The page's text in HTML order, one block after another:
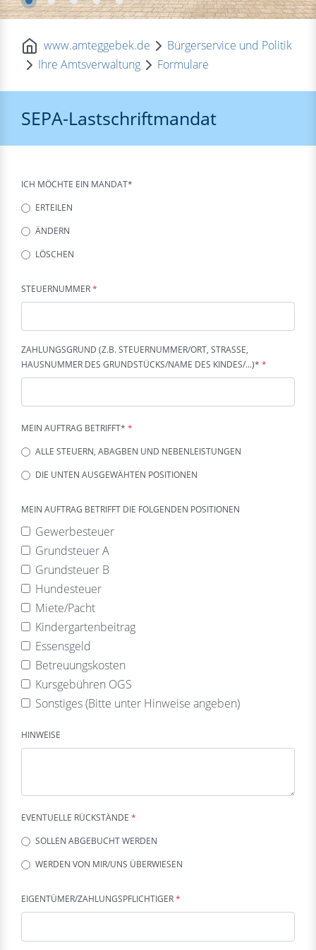
www.amteggebek.de
Bürgerservice und Politik
Ihre Amtsverwaltung
Formulare
SEPA-Lastschriftmandat
ICH MÖCHTE EIN MANDAT*
ERTEILEN
ÄNDERN
LÖSCHEN
STEUERNUMMER*
ZAHLUNGSGRUND (Z.B. STEUERNUMMER/ORT, STRASSE, H
AUSNUMMER DES GRUNDSTÜCKS/NAME DES KINDES/...)* *
MEIN AUFTRAG BETRIFFT* *
ALLE STEUERN, ABAGBEN UND NEBENLEISTUNGEN
DIE UNTEN AUSGEWÄHTEN POSITIONEN
MEIN AUFTRAG BETRIFFT DIE FOLGENDEN POSITIONEN
Gewerbesteuer
Grundsteuer A
Grundsteuer B
Hundesteuer
Miete/Pacht
Kindergartenbeitrag
Essensgeld
Betreuungskosten
Kursgebühren OGS
Sonstiges (Bitte unter Hinweise angeben)
HINWEISE
EVENTUELLE RÜCKSTÄNDE *
SOLLEN ABGEBUCHT WERDEN
WERDEN VON MIR/UNS ÜBERWIESEN
EIGENTÜMER/ZAHLUNGSPFLICHTIGER*